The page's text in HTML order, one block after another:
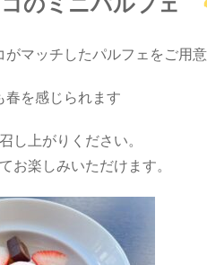
のミニパルフェ
がマッチしたパルフェをご用
春を感じられます
し上がりください。
お楽しみいただけます。